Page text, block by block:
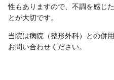
性もありますので、不調を感じ
とが大切です。
当院は病院（整形外科）との併
お問い合わせください。